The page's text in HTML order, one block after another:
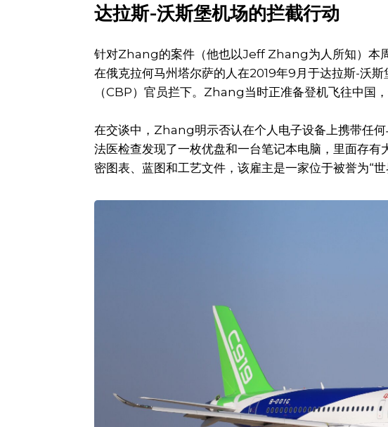
达拉斯-沃斯堡机场的拦截行动
针对Zhang的案件（他也以Jeff Zhang为人所知）本
在俄克拉何马州塔尔萨的人在2019年9月于达拉斯-沃
（CBP）官员拦下。Zhang当时正准备登机飞往中国
在交谈中，Zhang明示否认在个人电子设备上携带任
法医检查发现了一枚优盘和一台笔记本电脑，里面存
密图表、蓝图和工艺文件，该雇主是一家位于被誉为“